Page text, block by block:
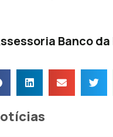
Banco da